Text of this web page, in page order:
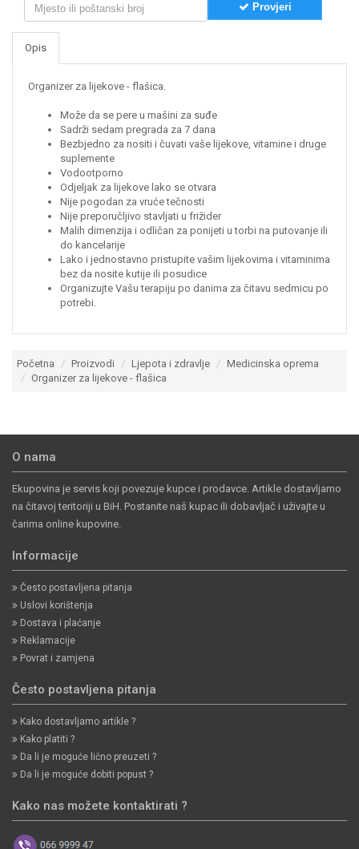
Provjeri
Opis
Organizer za lijekove - flašica.
Može da se pere u mašini za suđe
Sadrži sedam pregrada za 7 dana
Bezbjedno za nositi i čuvati vaše lijekove, vitamine i druge
suplemente
Vodootporno
Odjeljak za lijekove lako se otvara
Nije pogodan za vruće tečnosti
Nije preporučljivo stavljati u frižider
Malih dimenzija i odličan za ponijeti u torbi na putovanje ili
do kancelarije
Lako i jednostavno pristupite vašim lijekovima i vitaminima
bez da nosite kutije ili posudice
Organizujte Vašu terapiju po danima za čitavu sedmicu po
potrebi.
Početna Proizvodi Ljepota i zdravlje
Medicinska oprema
Organizer za lijekove - flašica
O nama
Ekupovina je servis koji povezuje kupce i prodavce. Artikle dostavljamo
na čitavoj teritoriji u BiH. Postanite naš kupac ili dobavljač i uživajte u
čarima online kupovine.
Informacije
Često postavljena pitanja
Uslovi korištenja
Dostava i plaćanje
Reklamacije
Povrat i zamjena
Često postavljena pitanja
Kako dostavljamo artikle ?
Kako platiti ?
Da li je moguće lično preuzeti ?
Da li je moguće dobiti popust ?
Kako nas možete kontaktirati ?